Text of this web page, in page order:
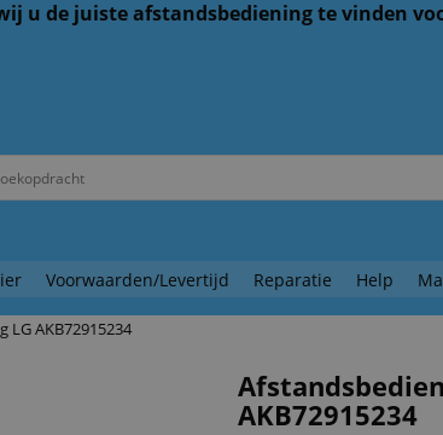
u de juiste afstandsbediening te vinden
Voorwaarden/Levertijd Reparatie Help
LG AKB72915234
AKB72915234